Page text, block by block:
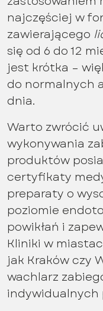
najczęściej w
zawierającego
się od 6 do 12
jest krótka –
do normalnych
dnia.
Warto zwrócić
wykonywania
produktów
certyfikaty
preparaty o
poziomie
powikłań i
Kliniki w
jak Kraków czy
wachlarz
indywidualnych